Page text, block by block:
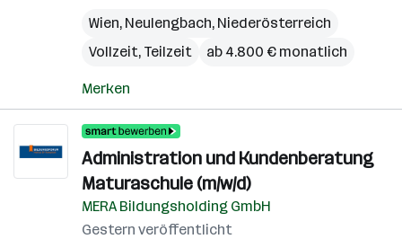
Wien, Neulengbach, Niederösterreich
Vollzeit, Teilzeit
ab 4.800 € monatlich
Merken
Administration und Kundenberatung
Maturaschule (m/w/d)
MERA Bildungsholding GmbH
Gestern veröffentlicht